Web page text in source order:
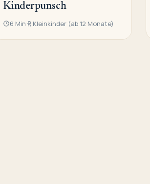
Kinderpunsch
6 Min Kleinkinder (ab 12 Monate)